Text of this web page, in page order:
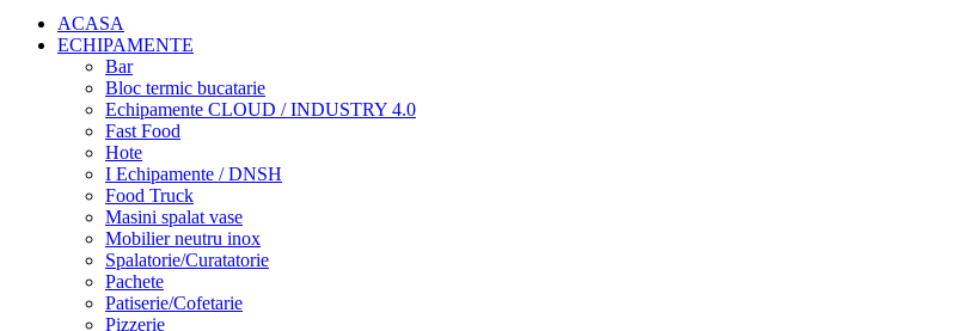
ACASA
ECHIPAMENTE
Bar
Bloc termic bucatarie
Echipamente CLOUD / INDUSTRY 4.0
Fast Food
Hote
I Echipamente / DNSH
Food Truck
Masini spalat vase
Mobilier neutru inox
Spalatorie/Curatatorie
Pachete
Patiserie/Cofetarie
Pizzerie